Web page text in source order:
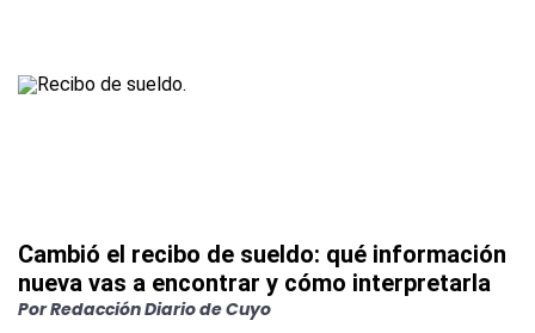
Cambió el recibo de sueldo: qué información
nueva vas a encontrar y cómo interpretarla
PorRedacción Diario de Cuyo